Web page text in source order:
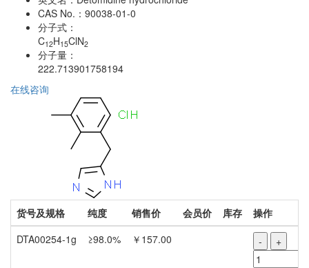
CAS No.： 90038-01-0
分子式：
C12H15ClN2
分子量：
222.713901758194
在线咨询
货号及规格 纯度 销售价 会员价 库存
操作
DTA00254-1g
≥98.0% ￥157.00 - +